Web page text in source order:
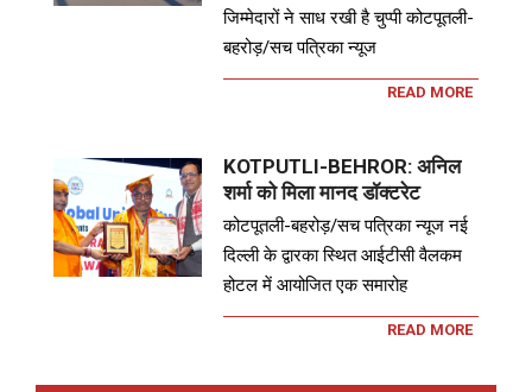
जिम्मेदारों ने साध रखी है चुप्पी कोटपूतली-
बहरोड़/सच पत्रिका न्यूज
READ MORE
KOTPUTLI-BEHROR: अनिल
शर्मा को मिला मानद डॉक्टरेट
कोटपूतली-बहरोड़/सच पत्रिका न्यूज नई
दिल्ली के द्वारका स्थित आईटीसी वैलकम
होटल में आयोजित एक समारोह
READ MORE